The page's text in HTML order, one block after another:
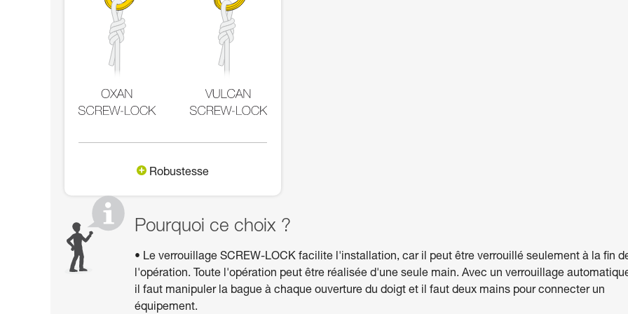
Robustesse
Pourquoi ce choix ?
• Le verrouillage SCREW-LOCK facilite l'installation, car il peut être verrouillé seulement à la fin
l'opération. Toute l'opération peut être réalisée d'une seule main. Avec un verrouillage
il faut manipuler la bague à chaque ouverture du doigt et il faut deux mains pour connecter un
équipement.